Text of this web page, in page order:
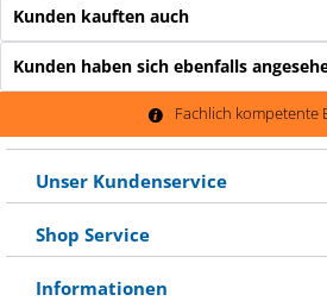
Kunden kauften auch
Kunden haben sich ebenfalls
Fachlich kompetente
Unser Kundenservice
Shop Service
Informationen